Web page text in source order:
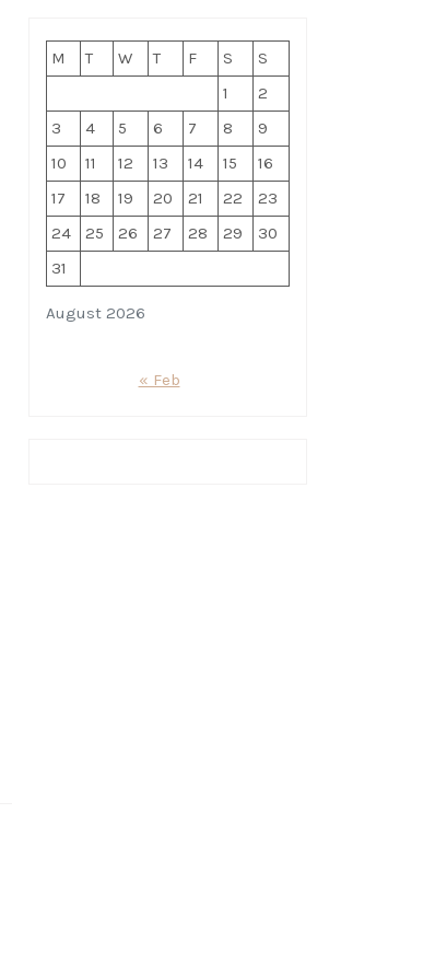
August 2026
M T W T F S
S
1
2
3
4 5 6 7 8
9
10
11 12 13 14 15
16
17
18 19 20 21 22
23
24
25 26 27 28 29
30
31
« Feb